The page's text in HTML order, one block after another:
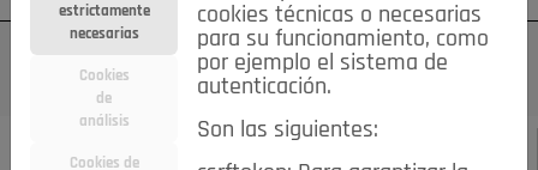
MARZO DE 2025 /
estrictamente
necesarias
Cookies
de
análisis
Cookies de
cookies técnicas o necesarias
para su funcionamiento, como
por ejemplo el sistema de
autenticación.
Son las siguientes: